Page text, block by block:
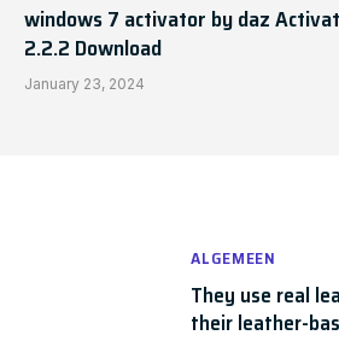
windows 7 activator by daz
2.2.2 Download
January 23, 2024
ALGEMEEN
They use real
their leather-